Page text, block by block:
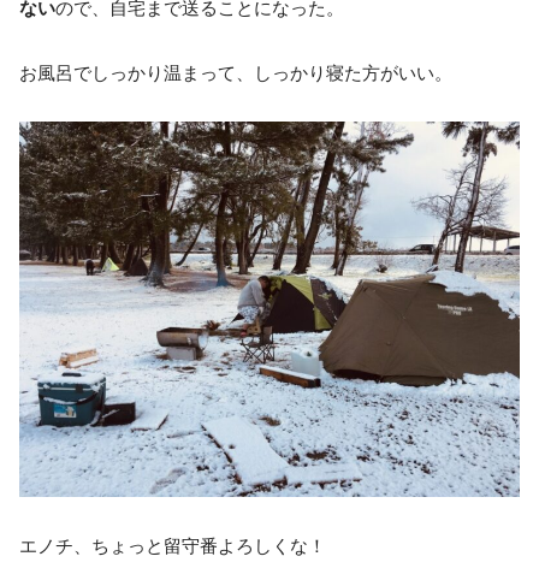
ないので、自宅まで送ることになった。
お風呂でしっかり温まって、しっかり寝た方がいい。
エノチ、ちょっと留守番よろしくな！